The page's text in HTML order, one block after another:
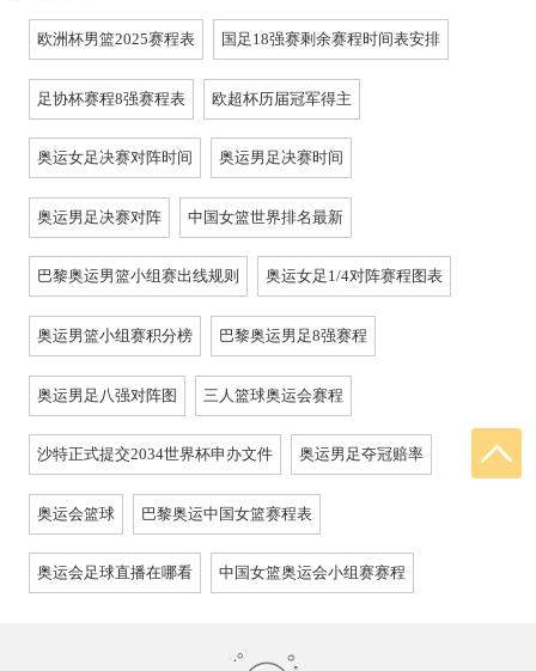
欧洲杯男篮2025赛程表 国足18强赛剩余赛程时间表安排
足协杯赛程8强赛程表 欧超杯历届冠军得主
奥运女足决赛对阵时间 奥运男足决赛时间
奥运男足决赛对阵 中国女篮世界排名最新
巴黎奥运男篮小组赛出线规则 奥运女足1/4对阵赛程图表
奥运男篮小组赛积分榜 巴黎奥运男足8强赛程
奥运男足八强对阵图 三人篮球奥运会赛程
沙特正式提交2034世界杯申办文件 奥运男足夺冠赔率
奥运会篮球 巴黎奥运中国女篮赛程表
奥运会足球直播在哪看 中国女篮奥运会小组赛赛程